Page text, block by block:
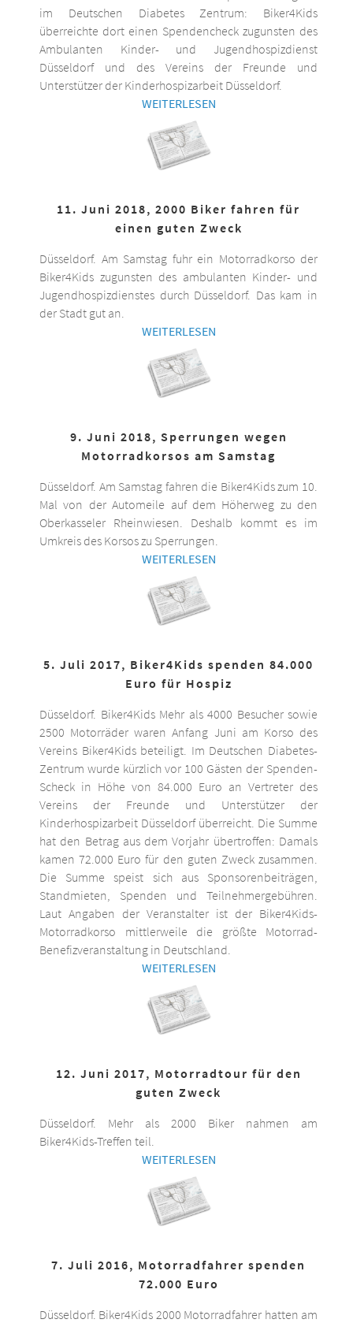
im Deutschen Diabetes Zentrum: Biker4Kids
überreichte dort einen Spendencheck zugunsten des
Ambulanten Kinder- und Jugendhospizdienst
Düsseldorf und des Vereins der Freunde und
Unterstützer der Kinderhospizarbeit Düsseldorf.
WEITERLESEN
11. Juni 2018, 2000 Biker fahren für
einen guten Zweck
Düsseldorf. Am Samstag fuhr ein Motorradkorso der
Biker4Kids zugunsten des ambulanten Kinder- und
Jugendhospizdienstes durch Düsseldorf. Das kam in
der Stadt gut an.
WEITERLESEN
9. Juni 2018, Sperrungen wegen
Motorradkorsos am Samstag
Düsseldorf. Am Samstag fahren die Biker4Kids zum 10.
Mal von der Automeile auf dem Höherweg zu den
Oberkasseler Rheinwiesen. Deshalb kommt es im
Umkreis des Korsos zu Sperrungen.
WEITERLESEN
5. Juli 2017, Biker4Kids spenden 84.000
Euro für Hospiz
Düsseldorf. Biker4Kids Mehr als 4000 Besucher sowie
2500 Motorräder waren Anfang Juni am Korso des
Vereins Biker4Kids beteiligt. Im Deutschen Diabetes-
Zentrum wurde kürzlich vor 100 Gästen der Spenden-
Scheck in Höhe von 84.000 Euro an Vertreter des
Vereins der Freunde und Unterstützer der
Kinderhospizarbeit Düsseldorf überreicht. Die Summe
hat den Betrag aus dem Vorjahr übertroffen: Damals
kamen 72.000 Euro für den guten Zweck zusammen.
Die Summe speist sich aus Sponsorenbeiträgen,
Standmieten, Spenden und Teilnehmergebühren.
Laut Angaben der Veranstalter ist der Biker4Kids-
Motorradkorso mittlerweile die größte Motorrad-
Benefizveranstaltung in Deutschland.
WEITERLESEN
12. Juni 2017, Motorradtour für den
guten Zweck
Düsseldorf. Mehr als 2000 Biker nahmen am
Biker4Kids-Treffen teil.
WEITERLESEN
7. Juli 2016, Motorradfahrer spenden
72.000 Euro
Düsseldorf. Biker4Kids 2000 Motorradfahrer hatten am